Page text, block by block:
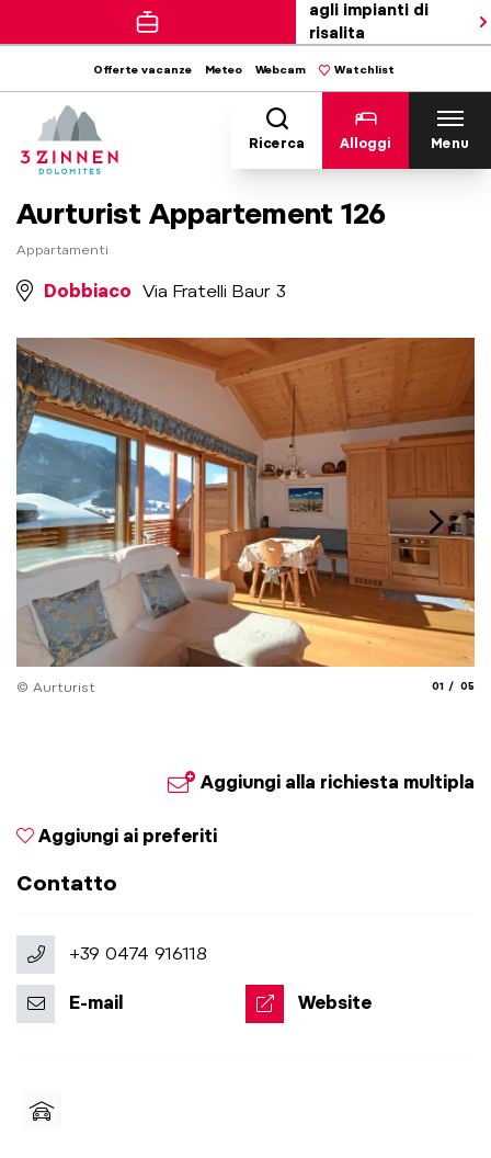
agli impianti di
risalita
Offerte vacanze Meteo Webcam Watchlist
Ricerca Alloggi Menu
Aurturist Appartement 126
Appartamenti
Dobbiaco Via Fratelli Baur 3
© Aurturist 01 05
Aggiungi alla richiesta multipla
Aggiungi ai preferiti
Contatto
+39 0474 916118
E-mail Website